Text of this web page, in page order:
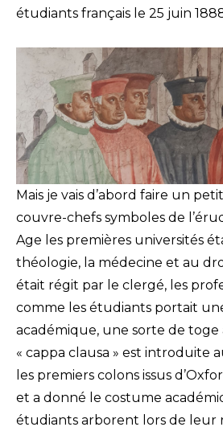
étudiants français le 25 juin
Mais je vais d’abord faire un
couvre-chefs symboles de
Age les premières universités
théologie, la médecine et au
était régit par le clergé, les
comme les étudiants portait
académique, une sorte de toge
« cappa clausa » est introduite
les premiers colons issus
et a donné le costume
étudiants arborent lors de leur